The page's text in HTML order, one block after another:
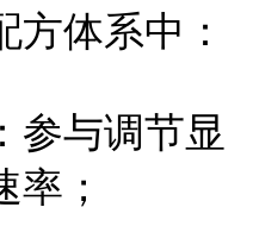
体系中：
参与调节显
；